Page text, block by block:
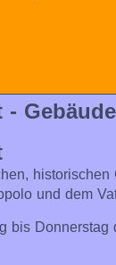
-
und dem
bis Donnerstag